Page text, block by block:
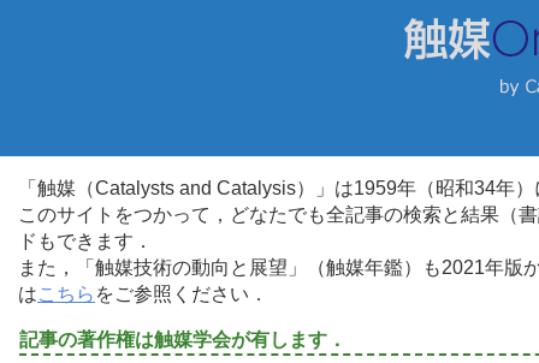
「触媒（Catalysts and Catalysis）」は1959年（昭和34年
このサイトをつかって，どなたでも全記事の検索と結果（
ドもできます．
また，「触媒技術の動向と展望」（触媒年鑑）も2021年
はこちら をご参照ください．
記事の著作権は触媒学会が有します．